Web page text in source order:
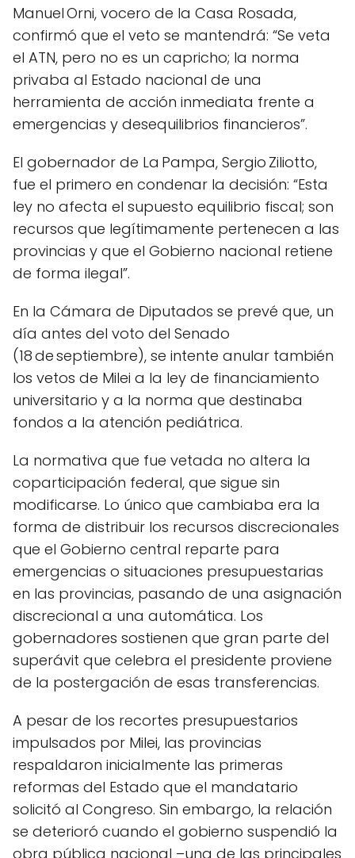
Manuel Orni, vocero de la Casa Rosada,
confirmó que el veto se mantendrá: “Se veta
el ATN, pero no es un capricho; la norma
privaba al Estado nacional de una
herramienta de acción inmediata frente a
emergencias y desequilibrios financieros”.
El gobernador de La Pampa, Sergio Ziliotto,
fue el primero en condenar la decisión: “Esta
ley no afecta el supuesto equilibrio fiscal; son
recursos que legítimamente pertenecen a las
provincias y que el Gobierno nacional retiene
de forma ilegal”.
En la Cámara de Diputados se prevé que, un
día antes del voto del Senado
(18 de septiembre), se intente anular también
los vetos de Milei a la ley de financiamiento
universitario y a la norma que destinaba
fondos a la atención pediátrica.
La normativa que fue vetada no altera la
coparticipación federal, que sigue sin
modificarse. Lo único que cambiaba era la
forma de distribuir los recursos discrecionales
que el Gobierno central reparte para
emergencias o situaciones presupuestarias
en las provincias, pasando de una asignación
discrecional a una automática. Los
gobernadores sostienen que gran parte del
superávit que celebra el presidente proviene
de la postergación de esas transferencias.
A pesar de los recortes presupuestarios
impulsados por Milei, las provincias
respaldaron inicialmente las primeras
reformas del Estado que el mandatario
solicitó al Congreso. Sin embargo, la relación
se deterioró cuando el gobierno suspendió la
obra pública nacional –una de las principales